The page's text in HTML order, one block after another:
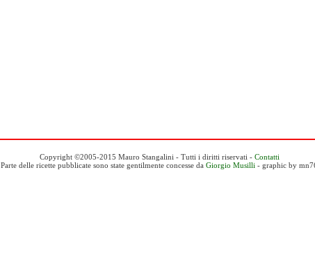
Copyright ©2005-2015 Mauro Stangalini - Tutti i diritti riservati - Contatti
Parte delle ricette pubblicate sono state gentilmente concesse da Giorgio Musilli - graphic by